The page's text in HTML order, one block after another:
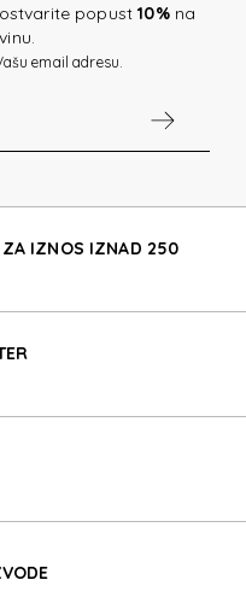
popust10%na
email adresu.
ZA IZNOS IZNAD 250